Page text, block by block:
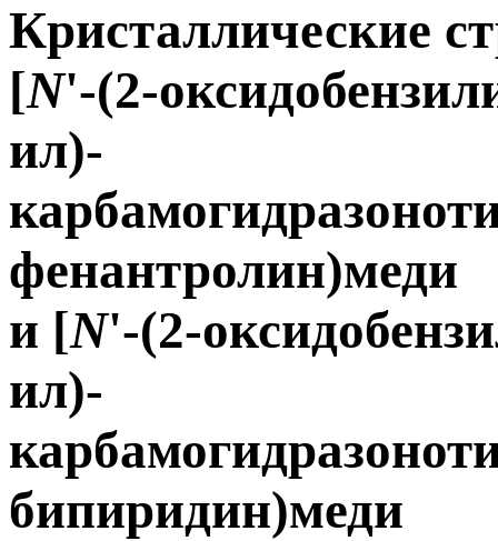
Кристаллические
[N'-(2-
ил)-
фенантролин)меди
и [N'-(2-
ил)-
бипиридин)меди